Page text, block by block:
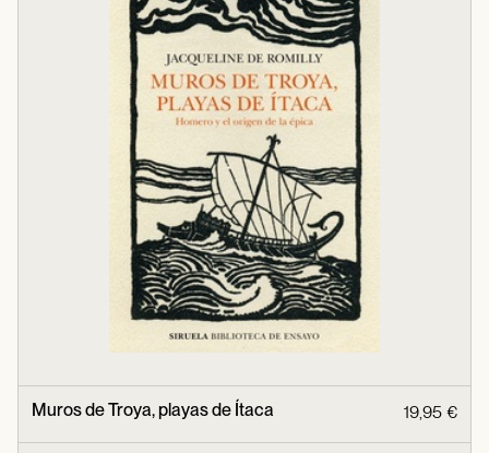
Muros de Troya, playas de Ítaca 19,95 €